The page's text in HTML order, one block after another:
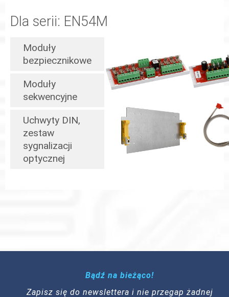
Dla serii: EN54M
Moduły
bezpiecznikowe
Moduły
sekwencyjne
Uchwyty DIN,
zestaw
sygnalizacji
optycznej
Bądź na bieżąco!
Zapisz się do newslettera i nie przegap żadnej